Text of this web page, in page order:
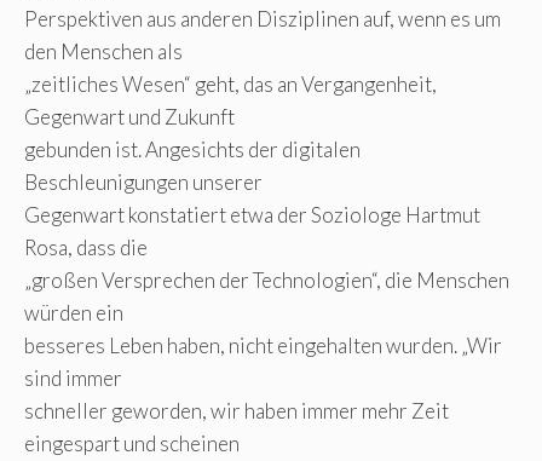
Perspektiven aus anderen Disziplinen auf, wenn es um
den Menschen als
„zeitliches Wesen“ geht, das an Vergangenheit,
Gegenwart und Zukunft
gebunden ist. Angesichts der digitalen
Beschleunigungen unserer
Gegenwart konstatiert etwa der Soziologe Hartmut
Rosa, dass die
„großen Versprechen der Technologien“, die Menschen
würden ein
besseres Leben haben, nicht eingehalten wurden. „Wir
sind immer
schneller geworden, wir haben immer mehr Zeit
eingespart und scheinen